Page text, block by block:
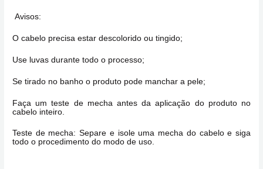
Avisos:
O cabelo precisa estar descolorido ou tingido;
Use luvas durante todo o processo;
Se tirado no banho o produto pode manchar a pele;
Faça um teste de mecha antes da aplicação do produto no
cabelo inteiro.
Teste de mecha: Separe e isole uma mecha do cabelo e siga
todo o procedimento do modo de uso.